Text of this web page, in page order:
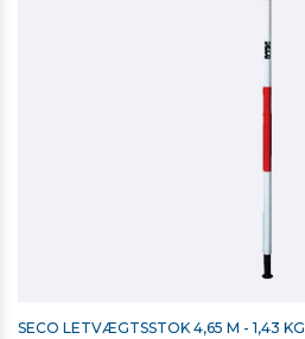
SECO LETVÆGTSSTOK 4,65 M - 1,43 KG